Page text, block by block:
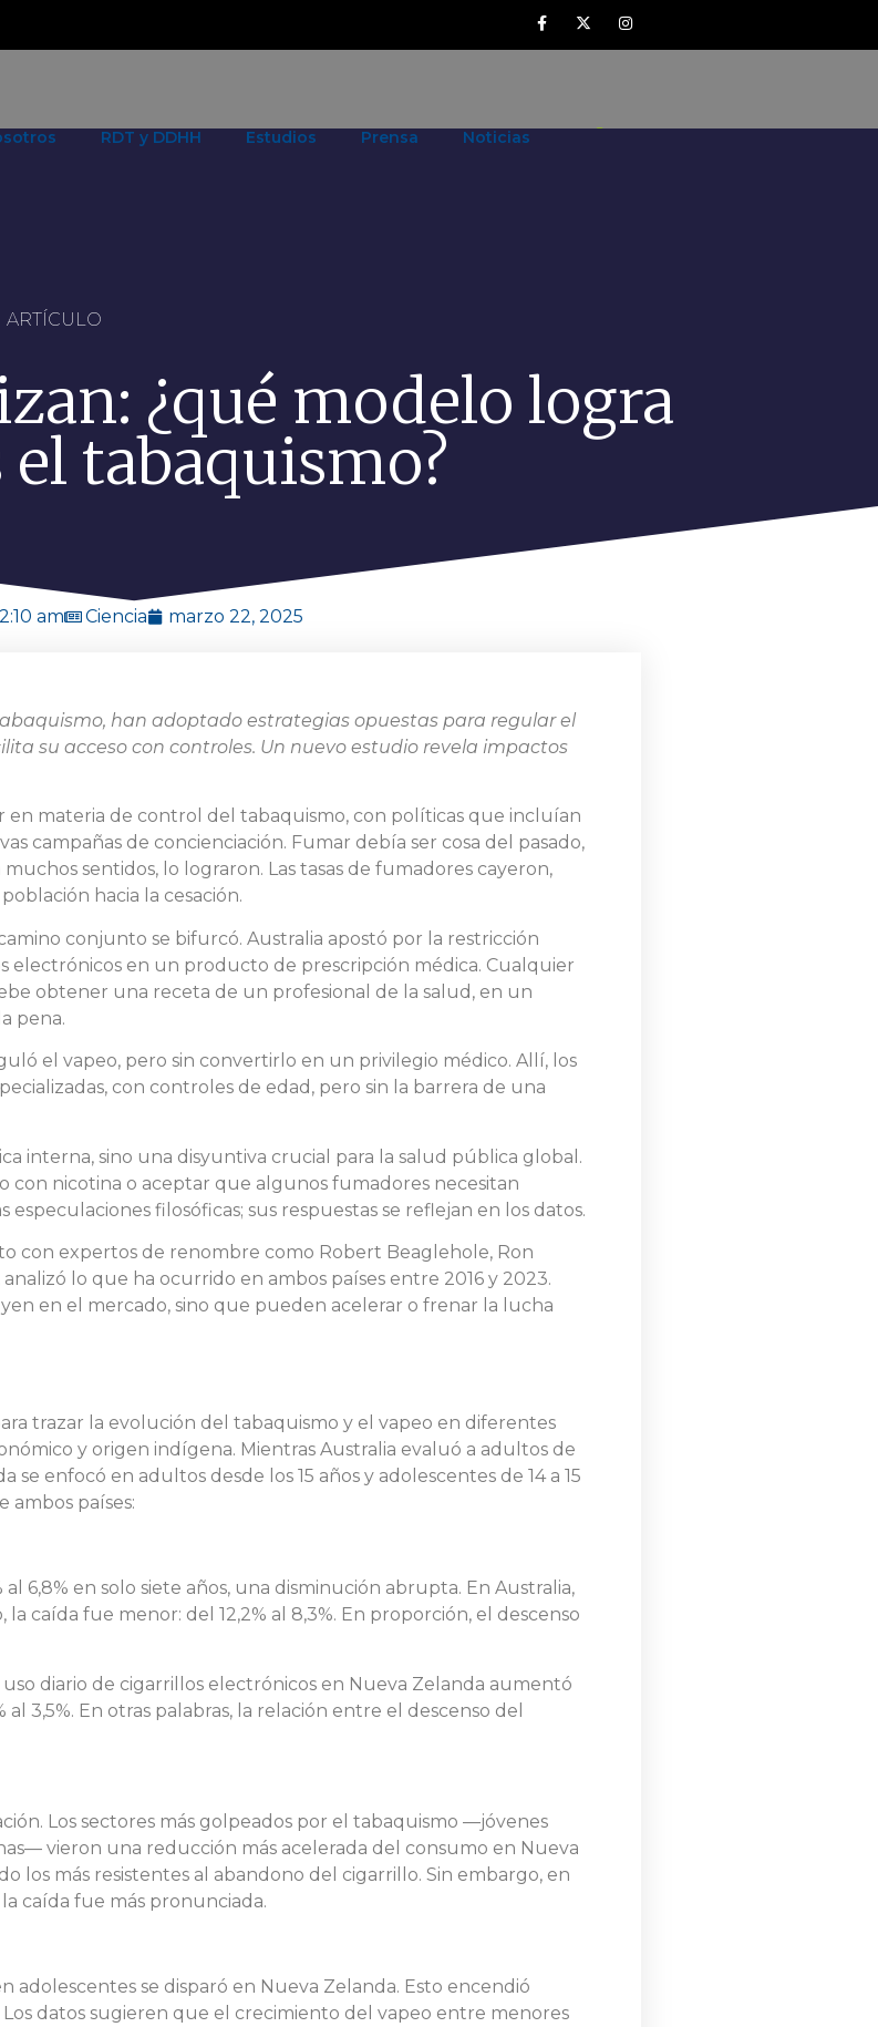
RDT y DDHH Estudios Prensa Noticias
ARTÍCULO
¿qué modelo logra
tabaquismo?
am Ciencia marzo 22, 2025
han adoptado estrategias opuestas para regular el
su acceso con controles. Un nuevo estudio revela impactos
en materia de control del tabaquismo, con políticas que incluían
campañas de concienciación. Fumar debía ser cosa del pasado,
sentidos, lo lograron. Las tasas de fumadores cayeron,
hacia la cesación.
conjunto se bifurcó. Australia apostó por la restricción
electrónicos en un producto de prescripción médica. Cualquier
obtener una receta de un profesional de la salud, en un
pena.
el vapeo, pero sin convertirlo en un privilegio médico. Allí, los
con controles de edad, pero sin la barrera de una
interna, sino una disyuntiva crucial para la salud pública global.
nicotina o aceptar que algunos fumadores necesitan
filosóficas; sus respuestas se reflejan en los datos.
con expertos de renombre como Robert Beaglehole, Ron
lo que ha ocurrido en ambos países entre 2016 y 2023.
en el mercado, sino que pueden acelerar o frenar la lucha
trazar la evolución del tabaquismo y el vapeo en diferentes
y origen indígena. Mientras Australia evaluó a adultos de
se enfocó en adultos desde los 15 años y adolescentes de 14 a 15
ambos países:
6,8% en solo siete años, una disminución abrupta. En Australia,
caída fue menor: del 12,2% al 8,3%. En proporción, el descenso
diario de cigarrillos electrónicos en Nueva Zelanda aumentó
3,5%. En otras palabras, la relación entre el descenso del
Los sectores más golpeados por el tabaquismo —jóvenes
vieron una reducción más acelerada del consumo en Nueva
los más resistentes al abandono del cigarrillo. Sin embargo, en
caída fue más pronunciada.
adolescentes se disparó en Nueva Zelanda. Esto encendió
datos sugieren que el crecimiento del vapeo entre menores